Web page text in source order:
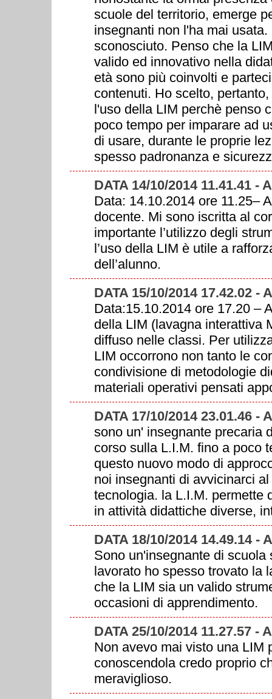
scuole del territorio, emerge
insegnanti non l'ha mai
sconosciuto. Penso che la
valido ed innovativo nella
età sono più coinvolti e
contenuti. Ho scelto,
l'uso della LIM perchè penso
poco tempo per imparare ad
di usare, durante le proprie
spesso padronanza e
DATA 14/10/2014 11.41.41 -
Data: 14.10.2014 ore 11.25–
docente. Mi sono iscritta al
importante l’utilizzo degli
l’uso della LIM è utile a
dell’alunno.
DATA 15/10/2014 17.42.02 -
Data:15.10.2014 ore 17.20 –
della LIM (lavagna interattiva
diffuso nelle classi. Per
LIM occorrono non tanto le
condivisione di metodologie
materiali operativi pensati
DATA 17/10/2014 23.01.46 -
sono un' insegnante precaria
corso sulla L.I.M. fino a poco
questo nuovo modo di
noi insegnanti di avvicinarci
tecnologia. la L.I.M. permette
in attività didattiche diverse,
DATA 18/10/2014 14.49.14 -
Sono un'insegnante di
lavorato ho spesso trovato la
che la LIM sia un valido
occasioni di apprendimento.
DATA 25/10/2014 11.27.57 -
Non avevo mai visto una LIM
conoscendola credo proprio
meraviglioso.